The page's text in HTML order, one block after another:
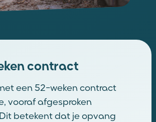
contract
een 52-weken contract
vooraf afgesproken
betekent dat je opvang